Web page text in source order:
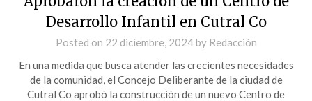
Desarrollo Infantil en Cutral Co
Posted on 22 diciembre, 2024by Redacción
En una medida que busca atender las crecientes necesidades
de la comunidad, el Concejo Deliberante de la ciudad de
Cutral Co aprobó la construcción de un nuevo Centro de